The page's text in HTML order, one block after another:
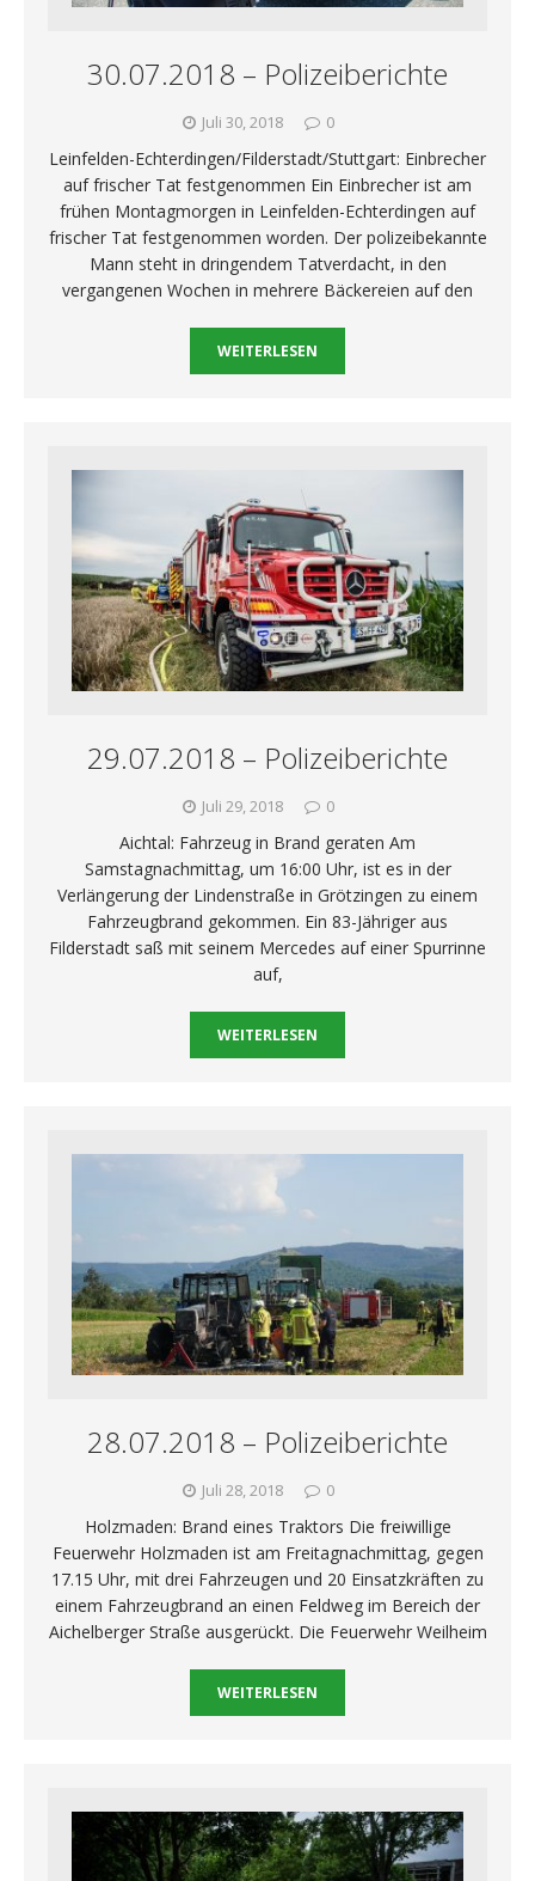
30.07.2018 – Polizeiberichte
Juli 30, 2018 0
Leinfelden-Echterdingen/Filderstadt/Stuttgart: Einbrecher
auf frischer Tat festgenommen Ein Einbrecher ist am
frühen Montagmorgen in Leinfelden-Echterdingen auf
frischer Tat festgenommen worden. Der polizeibekannte
Mann steht in dringendem Tatverdacht, in den
vergangenen Wochen in mehrere Bäckereien auf den
WEITERLESEN
29.07.2018 – Polizeiberichte
Juli 29, 2018 0
Aichtal: Fahrzeug in Brand geraten Am
Samstagnachmittag, um 16:00 Uhr, ist es in der
Verlängerung der Lindenstraße in Grötzingen zu einem
Fahrzeugbrand gekommen. Ein 83-Jähriger aus
Filderstadt saß mit seinem Mercedes auf einer Spurrinne
auf,
WEITERLESEN
28.07.2018 – Polizeiberichte
Juli 28, 2018 0
Holzmaden: Brand eines Traktors Die freiwillige
Feuerwehr Holzmaden ist am Freitagnachmittag, gegen
17.15 Uhr, mit drei Fahrzeugen und 20 Einsatzkräften zu
einem Fahrzeugbrand an einen Feldweg im Bereich der
Aichelberger Straße ausgerückt. Die Feuerwehr Weilheim
WEITERLESEN